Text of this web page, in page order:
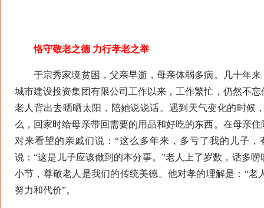
恪守敬老之德 力行孝老之举
于宗秀家境贫困，父亲早逝，母亲体弱多病。几十年来
城市建设投资集团有限公司工作以来，工作繁忙，仍然不
老人背出去晒晒太阳，陪她说说话。遇到天气变化的时候
么，回家时给母亲带回需要的用品和好吃的东西。在母亲
对来看望的亲戚们说：“这么多年来，多亏了我的儿子
说：“这是儿子应该做到的本分事。”老人上了岁数，话多
小节，尊敬老人是我们的传统美德。他对孝的理解是：“
努力和代价”。